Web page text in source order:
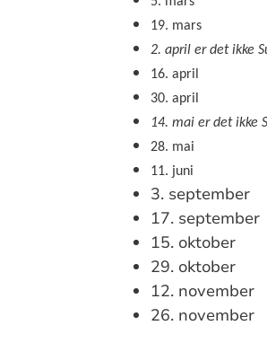
19. mars
2. april er det ikke
16. april
30. april
14. mai er det ikke
28. mai
11. juni
3. september
17. september
15. oktober
29. oktober
12. november
26. november